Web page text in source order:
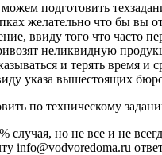
подготовить
желательно что бы вы
ввиду того что часто
неликвидную
и терять время и
указа вышестоящих
по техническому
случая, но не все и не
info@vodvoredoma.ru